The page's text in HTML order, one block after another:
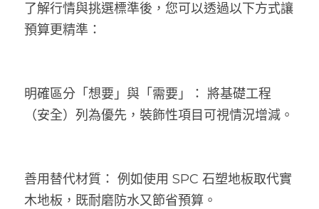
了解行情與挑選標準後，您可以透過以下方式讓
預算更精準：
明確區分「想要」與「需要」： 將基礎工程
（安全）列為優先，裝飾性項目可視情況增減。
善用替代材質： 例如使用 SPC 石塑地板取代實
木地板，既耐磨防水又節省預算。